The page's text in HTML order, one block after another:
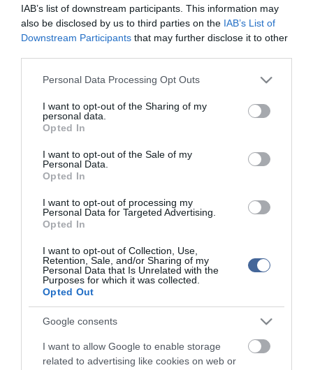
IAB’s list of downstream participants. This information may
also be disclosed by us to third parties on the IAB’s List of
Downstream Participants that may further disclose it to other
Please note that this website/app uses one or more Google
not limited to your visit or usage behaviour. You may click to
grant or deny consent to Google and its third-party tags to
use your data for below specified purposes in below Google
consent section.
Personal Data Processing Opt Outs
I want to opt-out of the Sharing of my
personal data.
Opted In
I want to opt-out of the Sale of my
Personal Data.
Opted In
I want to opt-out of processing my
Personal Data for Targeted Advertising.
Opted In
I want to opt-out of Collection, Use,
Retention, Sale, and/or Sharing of my
Personal Data that Is Unrelated with the
Purposes for which it was collected.
Opted Out
Google consents
I want to allow Google to enable storage
related to advertising like cookies on web or
tükrözik. A szerkesztőség mindössze a hírek publikációjával foglalkozik, a
tartalmazzák.
tartásával kommenteljenek!
ma.hu legfrissebb hírei:
Szomjazó gólyának adott inni egy férfi Tiszakécskénél -
Megható felvétel: elpusztult borját vitte magával egy
delfinanya
Halálos fenyegetés miatt lemondta erdélyi koncertjét Majka
Pórázra kötve hagytak egy kutyát egy híd alatt Miskolcon
energiaellátás
Vizet vinnének a szomjazó vadaknak: önkéntes